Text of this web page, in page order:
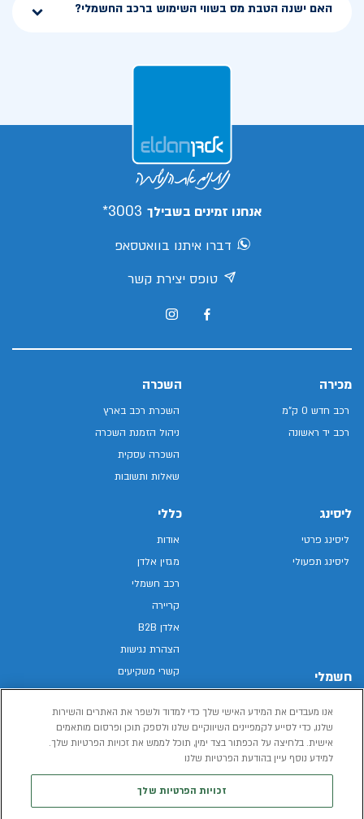
האם ישנה הטבת מס בשווי השימוש ברכב החשמלי?
אנחנו זמינים בשבילך 3003*
דברו איתנו בוואטסאפ
טופס יצירת קשר
מכירה
רכב חדש 0 ק"מ
רכב יד ראשונה
השכרה
השכרת רכב בארץ
ניהול הזמנת השכרה
השכרה עסקית
שאלות ותשובות
ליסינג
ליסינג פרטי
ליסינג תפעולי
חשמלי
רכב חשמלי
הכל על רכב חשמלי
כללי
אודות
מגזין אלדן
רכב חשמלי
קריירה
אלדן B2B
הצהרת נגישות
קשרי משקיעים
מפת האתר
מדיניות פרטיות
תנאי שימוש
אנו מעבדים את המידע האישי שלך כדי למדוד ולשפר את האתרים והשירות
שלנו, כדי לסייע לקמפיינים השיווקיים שלנו ולספק תוכן ופרסום מותאמים
אישית. בלחיצה על הכפתור בצד ימין, תוכל לממש את זכויות הפרטיות שלך.
למידע נוסף עיין בהודעת הפרטיות שלנו
זכויות הפרטיות שלך